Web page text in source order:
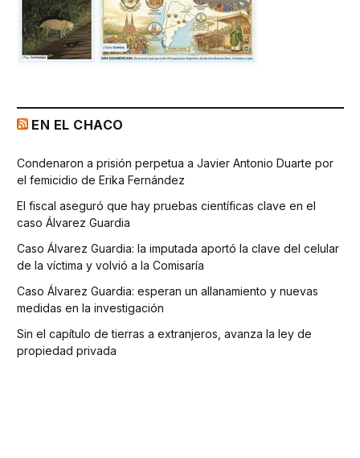
EN EL CHACO
Condenaron a prisión perpetua a Javier Antonio Duarte por
el femicidio de Erika Fernández
El fiscal aseguró que hay pruebas científicas clave en el
caso Álvarez Guardia
Caso Álvarez Guardia: la imputada aportó la clave del celular
de la víctima y volvió a la Comisaría
Caso Álvarez Guardia: esperan un allanamiento y nuevas
medidas en la investigación
Sin el capítulo de tierras a extranjeros, avanza la ley de
propiedad privada